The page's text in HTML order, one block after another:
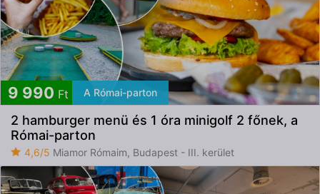
9 990 Ft A Római-parton
2 hamburger menü és 1 óra minigolf 2 főnek, a
Római-parton
4,6/5 Miamor Rómaim, Budapest - III. kerület